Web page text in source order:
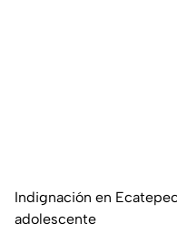
Indignación en
adolescente